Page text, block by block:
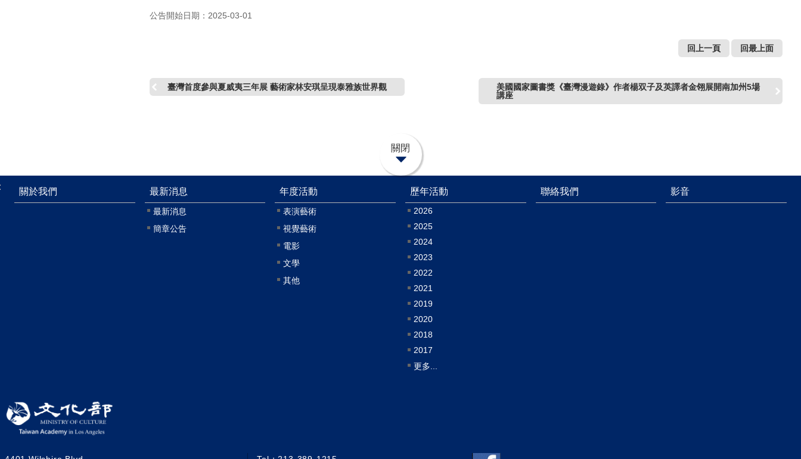
公告開始日期：2025-03-01
回上一頁 回最上面
臺灣首度參與夏威夷三年展 藝術家林安琪呈現泰雅族世界觀
美國國家圖書獎《臺灣漫遊錄》作者楊双子及英譯者金翎展開南加州5場
講座
關閉
關於我們 最新消息
最新消息
簡章公告
年度活動
表演藝術
視覺藝術
電影
文學
其他
歷年活動
2026
2025
2024
2023
2022
2021
2019
2020
2018
2017
更多...
聯絡我們 影音